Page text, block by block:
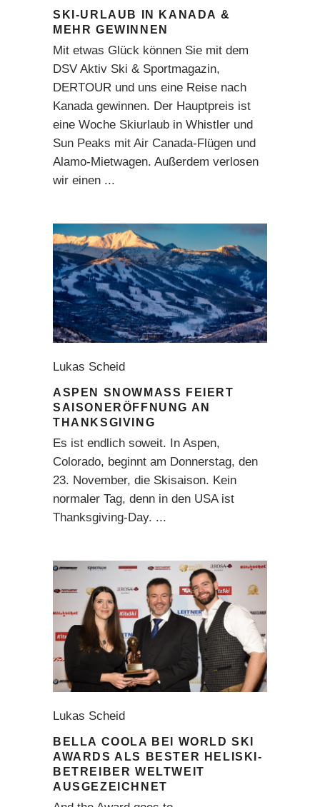
SKI-URLAUB IN KANADA &
MEHR GEWINNEN
Mit etwas Glück können Sie mit dem
DSV Aktiv Ski & Sportmagazin,
DERTOUR und uns eine Reise nach
Kanada gewinnen. Der Hauptpreis ist
eine Woche Skiurlaub in Whistler und
Sun Peaks mit Air Canada-Flügen und
Alamo-Mietwagen. Außerdem verlosen
wir einen
Lukas Scheid
ASPEN SNOWMASS FEIERT
SAISONERÖFFNUNG AN
THANKSGIVING
Es ist endlich soweit. In Aspen,
Colorado, beginnt am Donnerstag, den
23. November, die Skisaison. Kein
normaler Tag, denn in den USA ist
Thanksgiving-Day.
Lukas Scheid
BELLA COOLA BEI WORLD SKI
AWARDS ALS BESTER HELISKI-
BETREIBER WELTWEIT
AUSGEZEICHNET